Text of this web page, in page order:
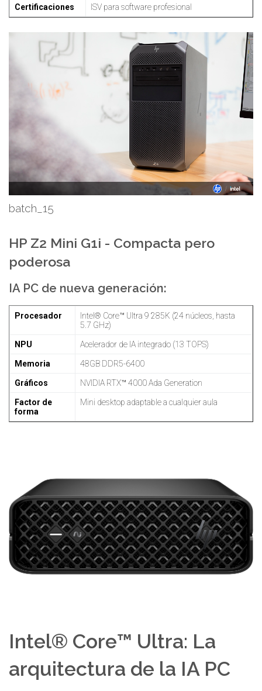
Certificaciones ISV para software profesional
batch_15
HP Z2 Mini G1i - Compacta pero
poderosa
IA PC de nueva generación:
Procesador
Intel® Core™ Ultra 9 285K (24 núcleos, hasta
5.7 GHz)
NPU Acelerador de IA integrado (13 TOPS)
Memoria 48GB DDR5-6400
Gráficos NVIDIA RTX™ 4000 Ada Generation
Factor de
forma
Mini desktop adaptable a cualquier aula
Intel® Core™ Ultra: La
arquitectura de la IA PC